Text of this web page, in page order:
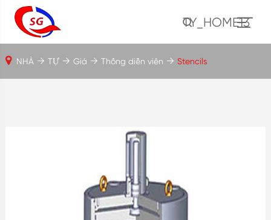
TY_HOME13
NHÀ TỰ Giá Thống diễn viên Stencils